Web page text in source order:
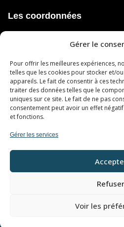
Gérer le
Pour offrir les meilleures expériences,
telles que les cookies pour stocker et/
appareils. Le fait de consentir à ces
traiter des données telles que le
uniques sur ce site. Le fait de ne pas
consentement peut avoir un effet
et fonctions.
Gérer les services
Refuser
Voir les
Les coordonnées
Shawinigan, QC, Canada,
514 627-2527
infogaleriesteflart@gmail.com
Heures d’ouvertures
Mercredi au Samedi de 17h à 21h
Droits d’auteur © Le Ste-